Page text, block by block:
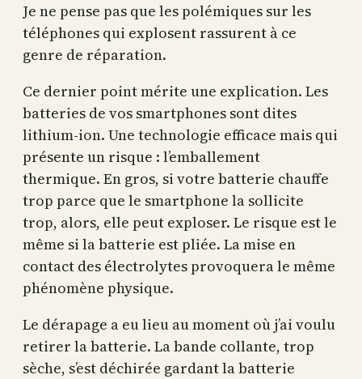
Je ne pense pas que les polémiques sur les
téléphones qui explosent rassurent à ce
genre de réparation.
Ce dernier point mérite une explication. Les
batteries de vos smartphones sont dites
lithium-ion. Une technologie efficace mais qui
présente un risque : l’emballement
thermique. En gros, si votre batterie chauffe
trop parce que le smartphone la sollicite
trop, alors, elle peut exploser. Le risque est le
même si la batterie est pliée. La mise en
contact des électrolytes provoquera le même
phénomène physique.
Le dérapage a eu lieu au moment où j’ai voulu
retirer la batterie. La bande collante, trop
sèche, s’est déchirée gardant la batterie